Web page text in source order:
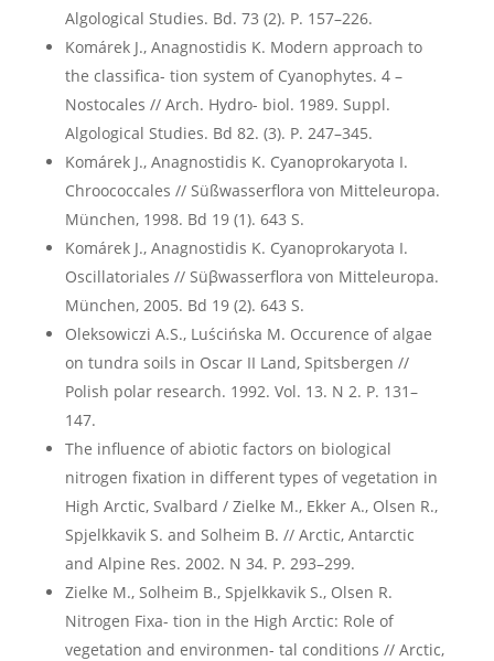
Algological Studies. Bd. 73 (2). P. 157–226.
Komárek J., Anagnostidis K. Modern approach to
the classifica- tion system of Cyanophytes. 4 –
Nostocales // Arch. Hydro- biol. 1989. Suppl.
Algological Studies. Bd 82. (3). P. 247–345.
Komárek J., Anagnostidis K. Cyanoprokaryota I.
Chroococcales // Süßwasserflora von Mitteleuropa.
München, 1998. Bd 19 (1). 643 S.
Komárek J., Anagnostidis K. Cyanoprokaryota I.
Oscillatoriales // Süβwasserflora von Mitteleuropa.
München, 2005. Bd 19 (2). 643 S.
Oleksowiczi A.S., Luścińska M. Occurence of algae
on tundra soils in Oscar II Land, Spitsbergen //
Polish polar research. 1992. Vol. 13. N 2. P. 131–
147.
The influence of abiotic factors on biological
nitrogen fixation in different types of vegetation in
High Arctic, Svalbard / Zielke M., Ekker A., Olsen R.,
Spjelkkavik S. and Solheim B. // Arctic, Antarctic
and Alpine Res. 2002. N 34. P. 293–299.
Zielke M., Solheim B., Spjelkkavik S., Olsen R.
Nitrogen Fixa- tion in the High Arctic: Role of
vegetation and environmen- tal conditions // Arctic,